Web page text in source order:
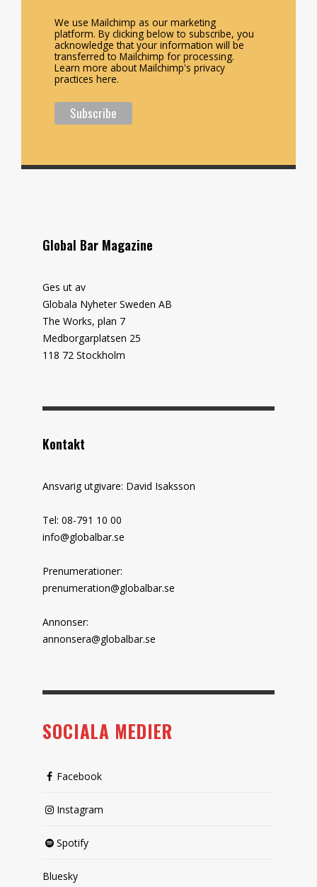
We use Mailchimp as our marketing
platform. By clicking below to subscribe, you
acknowledge that your information will be
transferred to Mailchimp for processing.
Learn more about Mailchimp's privacy
practices here.
Global Bar Magazine
Ges ut av
Globala Nyheter Sweden AB
The Works, plan 7
Medborgarplatsen 25
118 72 Stockholm
Kontakt
Ansvarig utgivare: David Isaksson
Tel: 08-791 10 00
info@globalbar.se
Prenumerationer:
prenumeration@globalbar.se
Annonser:
annonsera@globalbar.se
SOCIALA MEDIER
Facebook
Instagram
Spotify
Bluesky